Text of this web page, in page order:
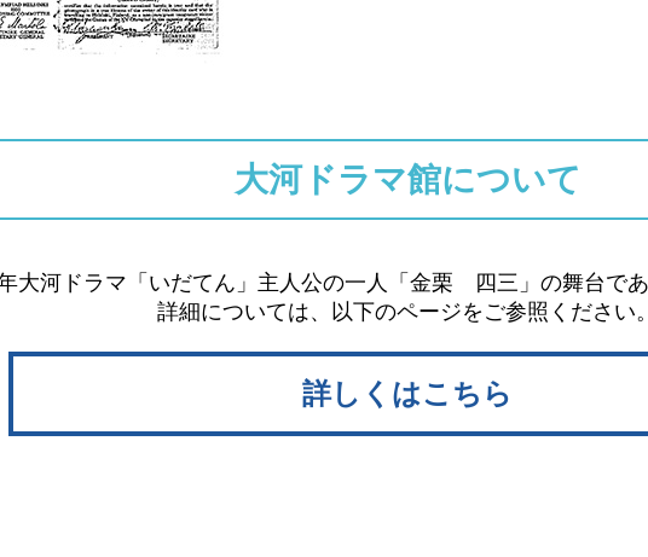
大河ドラマ館について
大河ドラマ「いだてん」主人公の一人「金栗 四三」の舞台であ
詳細については、以下のページをご参照ください。
詳しくはこちら